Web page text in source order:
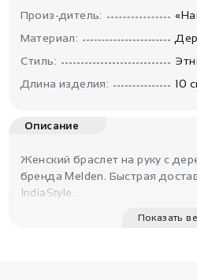
Произ-дитель:
Материал:
Стиль:
Длина изделия:
10
Описание
Женский браслет на руку с
бренда Melden. Быстрая
IndiaStyle.
Показать